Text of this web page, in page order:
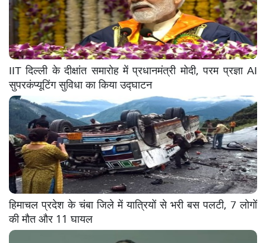
IIT दिल्ली के दीक्षांत समारोह में प्रधानमंत्री मोदी, परम प्रज्ञा AI
सुपरकंप्यूटिंग सुविधा का किया उद्घाटन
हिमाचल प्रदेश के चंबा जिले में यात्रियों से भरी बस पलटी, 7 लोगों
की मौत और 11 घायल